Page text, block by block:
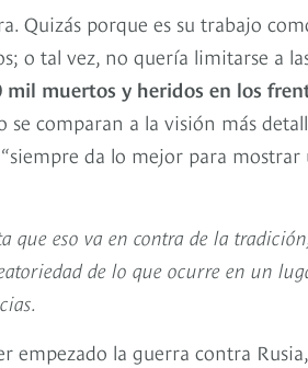
Quizás porque es su trabajo
o tal vez, no quería limitarse a
mil muertos y heridos en los
se comparan a la visión más
da lo mejor para mostrar
que eso va en contra de la
de lo que ocurre en un
empezado la guerra contra Rusia,